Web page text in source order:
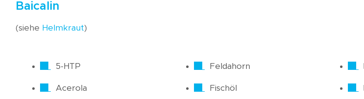
Baicalin
(siehe Helmkraut)
5-HTP
Acerola
Feldahorn
Fischöl